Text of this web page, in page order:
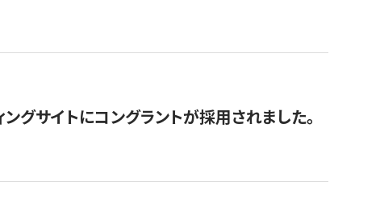
グサイトにコングラントが採用されました。